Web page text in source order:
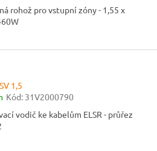
rohož pro vstupní zóny - 1,55 x
1,5
Kód: 31V2000790
vodič ke kabelům ELSR - průřez